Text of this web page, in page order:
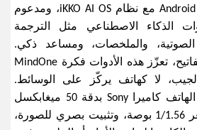
مع نظام
، ومدعوم
الذكاء الاصطناعي مثل الترجمة
الصوتية، والملخصات، ومساعد ذكي.
تعزّز هذه الأدوات فكرة
لا كهاتف يركّز على الوسائط.
كاميرا
Sony
بدقة 50 ميغابكسل
قابلة للدوران، بمستشعر 1/1.56 بوصة، وتثبيت بصري للصورة،